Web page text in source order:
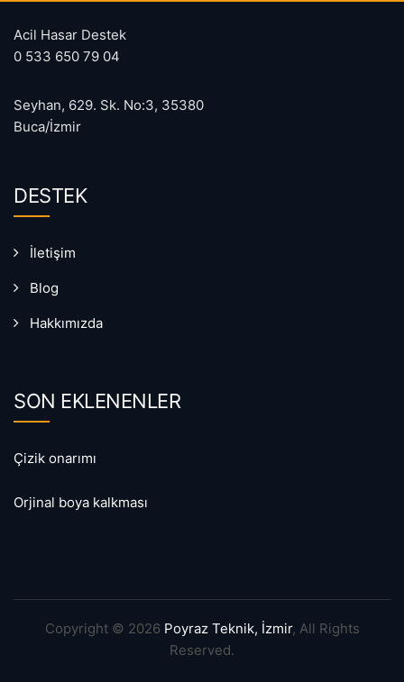
Acil Hasar Destek
0 533 650 79 04
Seyhan, 629. Sk. No:3, 35380
Buca/İzmir
DESTEK
İletişim
Blog
Hakkımızda
SON EKLENENLER
Çizik onarımı
Orjinal boya kalkması
Copyright © 2026 Poyraz Teknik, İzmir, All Rights
Reserved.